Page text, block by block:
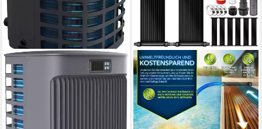
Pool-Wärmepumpe
Heatermax Compact L8
974,49 €
28,29 €
leider ausverkauft